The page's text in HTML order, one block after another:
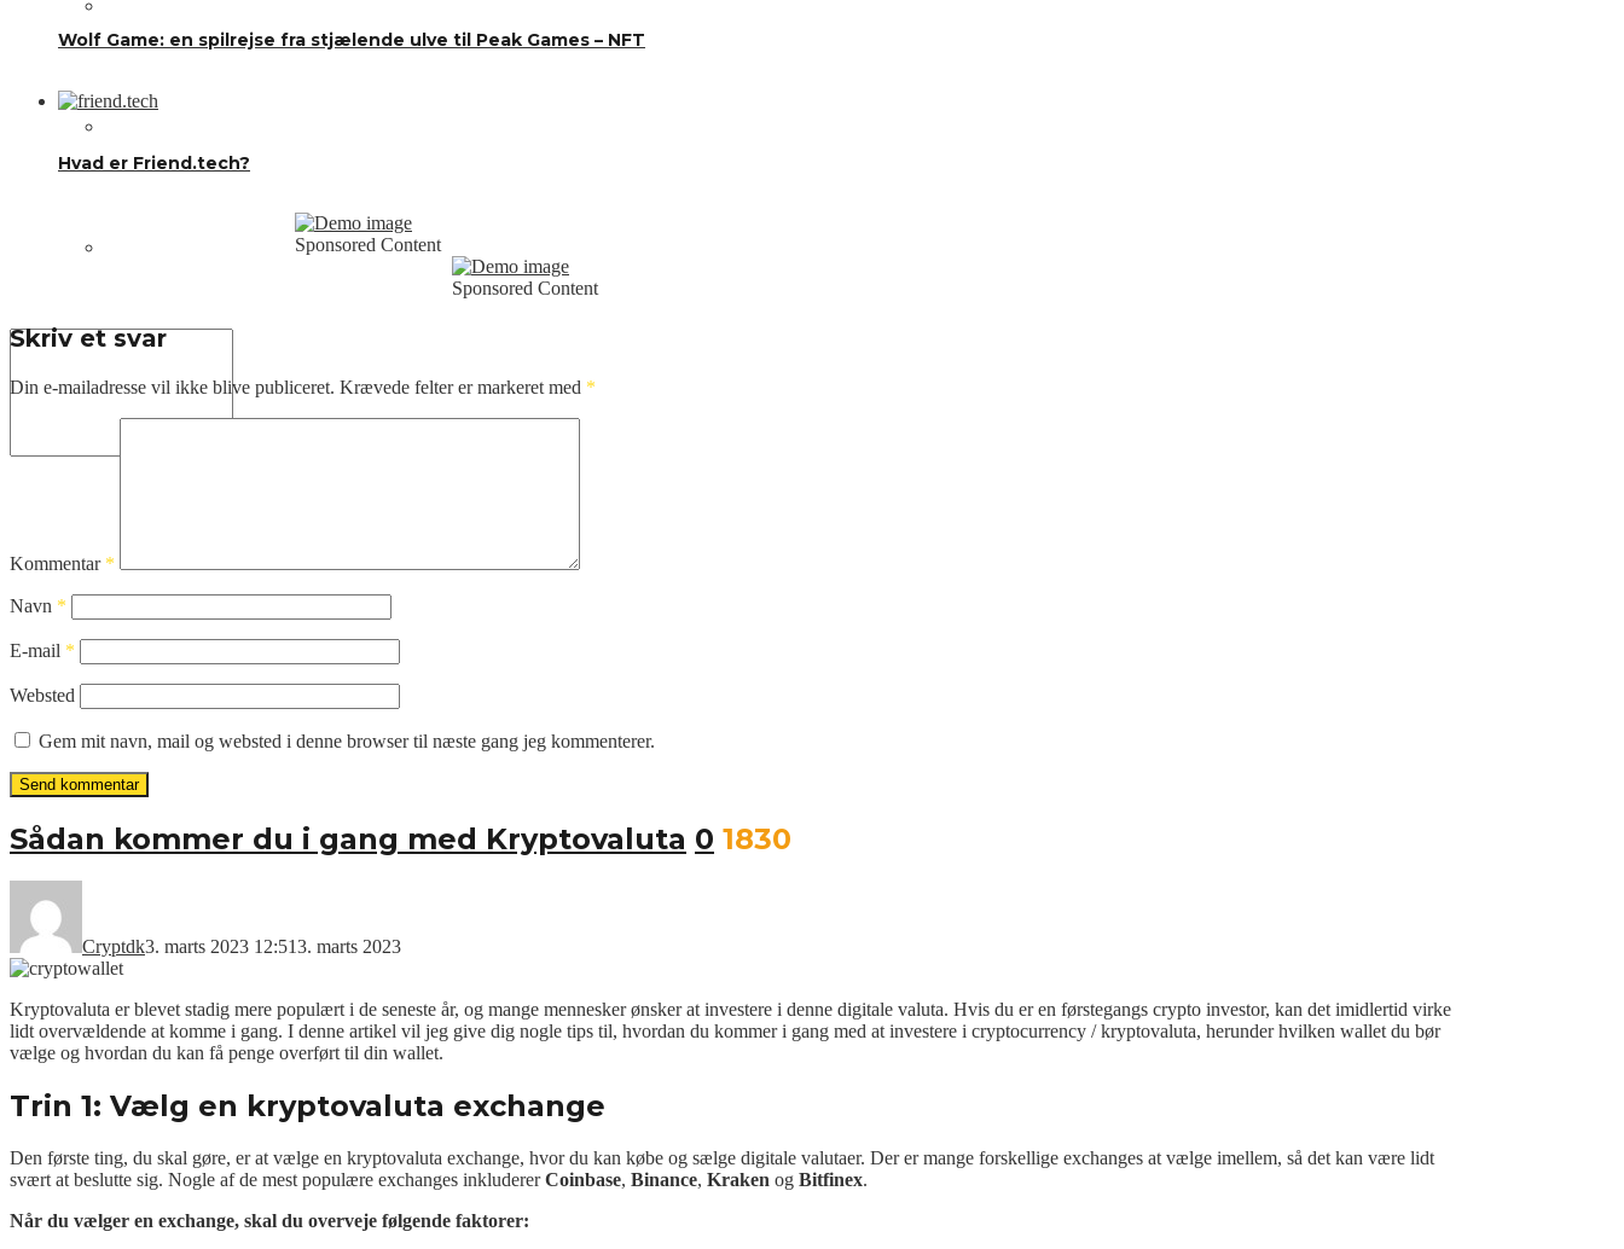
Wolf Game: en spilrejse fra stjælende ulve til Peak Games – NFT
Hvad er Friend.tech?
Sponsored Content
Sponsored Content
Skriv et svar
Din e-mailadresse vil ikke blive publiceret. Krævede felter er markeret med *
Kommentar *
Navn *
E-mail *
Websted
Gem mit navn, mail og websted i denne browser til næste gang jeg kommenterer.
Sådan kommer du i gang med Kryptovaluta 0 1830
Cryptdk3. marts 2023 12:513. marts 2023
Kryptovaluta er blevet stadig mere populært i de seneste år, og mange mennesker ønsker at investere i denne digitale valuta. Hvis du er en førstegangs crypto investor, kan det imidlertid virke
lidt overvældende at komme i gang. I denne artikel vil jeg give dig nogle tips til, hvordan du kommer i gang med at investere i cryptocurrency / kryptovaluta, herunder hvilken wallet du bør
vælge og hvordan du kan få penge overført til din wallet.
Trin 1: Vælg en kryptovaluta exchange
Den første ting, du skal gøre, er at vælge en kryptovaluta exchange, hvor du kan købe og sælge digitale valutaer. Der er mange forskellige exchanges at vælge imellem, så det kan være lidt
svært at beslutte sig. Nogle af de mest populære exchanges inkludererCoinbase, Binance, Kraken og Bitfinex.
Når du vælger en exchange, skal du overveje følgende faktorer: